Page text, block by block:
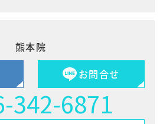
熊本院
お問合せ
342-6871